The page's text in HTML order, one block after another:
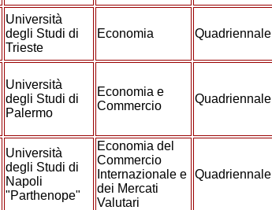
Università
degli Studi di
Trieste
Economia Quadriennale
Università
degli Studi di
Palermo
Economia e
Commercio
Quadriennale
Università
degli Studi di
Napoli
"Parthenope"
Economia del
Commercio
Internazionale e
dei Mercati
Valutari
Quadriennale